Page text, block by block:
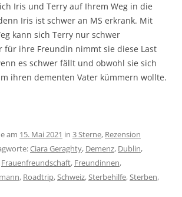
Iris und Terry auf Ihrem Weg in die
Iris ist schwer an MS erkrank. Mit
kann sich Terry nur schwer
für ihre Freundin nimmt sie diese Last
es schwer fällt und obwohl sie sich
ihren dementen Vater kümmern wollte.
am 15. Mai 2021 in 3 Sterne, Rezension
Ciara Geraghty, Demenz, Dublin,
Frauenfreundschaft, Freundinnen,
, Roadtrip,Schweiz,Sterbehilfe,Sterben,